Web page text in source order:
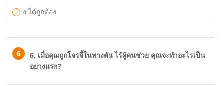
ง.ได้ถูกต้อง
6
6. เมื่อคุณถูกโจรจี้ในทางตัน ไร้ผู้คนช่วย คุณจะทำอะไรเป็น
อย่างแรก?